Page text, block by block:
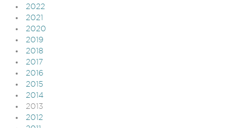
2022
2021
2020
2019
2018
2017
2016
2015
2014
2013
2012